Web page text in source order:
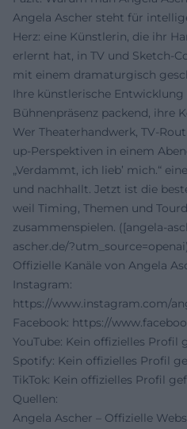
Angela Ascher steht für
Herz: eine Künstlerin, die ihr
erlernt hat, in TV und Sketch-
mit einem dramaturgisch
Ihre künstlerische
Bühnenpräsenz packend, ihre
Wer Theaterhandwerk, TV-
up-Perspektiven in einem
„Verdammt, ich lieb’ mich.“
und nachhallt. Jetzt ist die
weil Timing, Themen und
zusammenspielen. ([angela-
ascher.de/
Offizielle Kanäle von Angela
Instagram:
https://www.instagram.com/
Facebook: https://
YouTube: Kein offizielles Profil
Spotify: Kein offizielles Profil
TikTok: Kein offizielles Profil
Quellen:
Angela Ascher – Offizielle